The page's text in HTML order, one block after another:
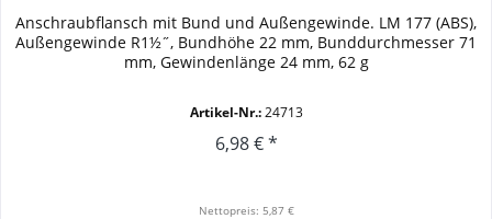
Anschraubflansch mit Bund und Außengewinde. LM 177 (ABS),
Außengewinde R1½˝, Bundhöhe 22 mm, Bunddurchmesser 71
mm, Gewindenlänge 24 mm, 62 g
Artikel-Nr.:24713
6,98 € *
Nettopreis: 5,87 €